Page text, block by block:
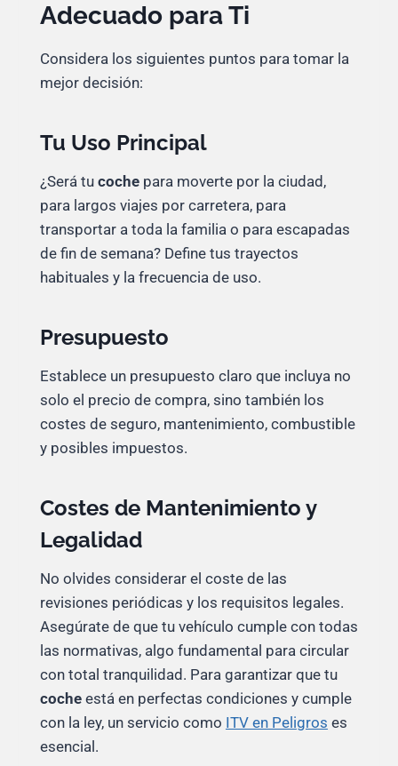
Adecuado para Ti
Considera los siguientes puntos para tomar la
mejor decisión:
Tu Uso Principal
¿Será tu cochepara moverte por la ciudad,
para largos viajes por carretera, para
transportar a toda la familia o para escapadas
de fin de semana? Define tus trayectos
habituales y la frecuencia de uso.
Presupuesto
Establece un presupuesto claro que incluya no
solo el precio de compra, sino también los
costes de seguro, mantenimiento, combustible
y posibles impuestos.
Costes de Mantenimiento y
Legalidad
No olvides considerar el coste de las
revisiones periódicas y los requisitos legales.
Asegúrate de que tu vehículo cumple con todas
las normativas, algo fundamental para circular
con total tranquilidad. Para garantizar que tu
cocheestá en perfectas condiciones y cumple
con la ley, un servicio como ITV en Peligros es
esencial.